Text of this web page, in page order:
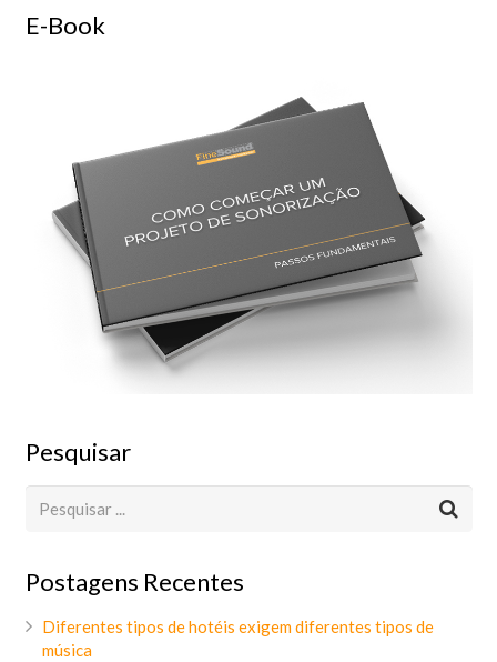
E-Book
Pesquisar
Postagens Recentes
Diferentes tipos de hotéis exigem diferentes tipos de
música